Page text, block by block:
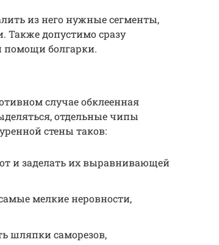
из него нужные сегменты,
Также допустимо сразу
помощи болгарки.
случае обклеенная
отдельные чипы
стены таков:
и заделать их выравнивающей
мелкие неровности,
шляпки саморезов,